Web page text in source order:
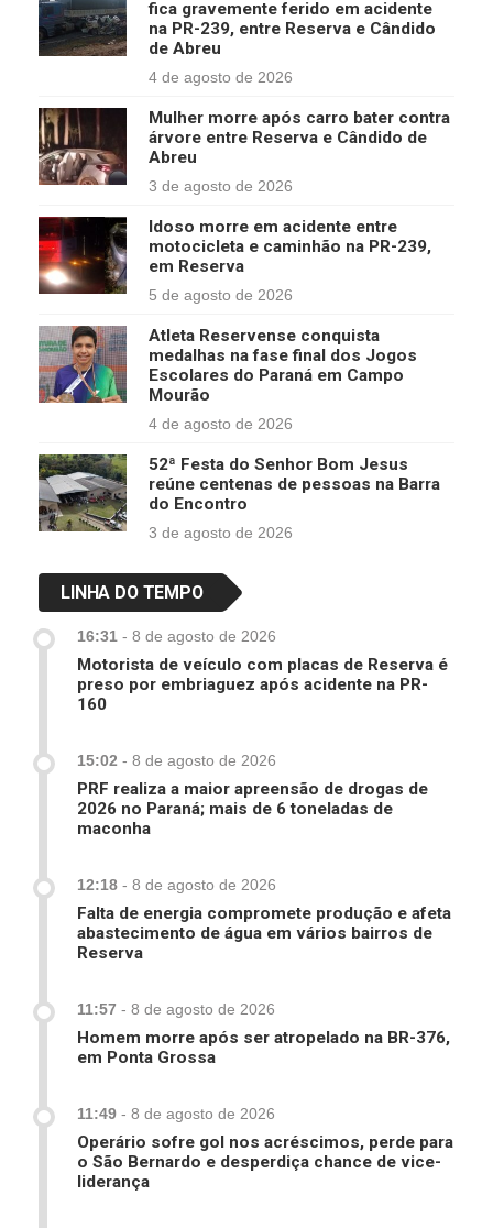
fica gravemente ferido em acidente
na PR-239, entre Reserva e Cândido
de Abreu
4 de agosto de 2026
Mulher morre após carro bater contra
árvore entre Reserva e Cândido de
Abreu
3 de agosto de 2026
Idoso morre em acidente entre
motocicleta e caminhão na PR-239,
em Reserva
5 de agosto de 2026
Atleta Reservense conquista
medalhas na fase final dos Jogos
Escolares do Paraná em Campo
Mourão
4 de agosto de 2026
52ª Festa do Senhor Bom Jesus
reúne centenas de pessoas na Barra
do Encontro
3 de agosto de 2026
LINHA DO TEMPO
16:31 - 8 de agosto de 2026
Motorista de veículo com placas de Reserva é
preso por embriaguez após acidente na PR-
160
15:02 - 8 de agosto de 2026
PRF realiza a maior apreensão de drogas de
2026 no Paraná; mais de 6 toneladas de
maconha
12:18 - 8 de agosto de 2026
Falta de energia compromete produção e afeta
abastecimento de água em vários bairros de
Reserva
11:57 - 8 de agosto de 2026
Homem morre após ser atropelado na BR-376,
em Ponta Grossa
11:49 - 8 de agosto de 2026
Operário sofre gol nos acréscimos, perde para
o São Bernardo e desperdiça chance de vice-
liderança